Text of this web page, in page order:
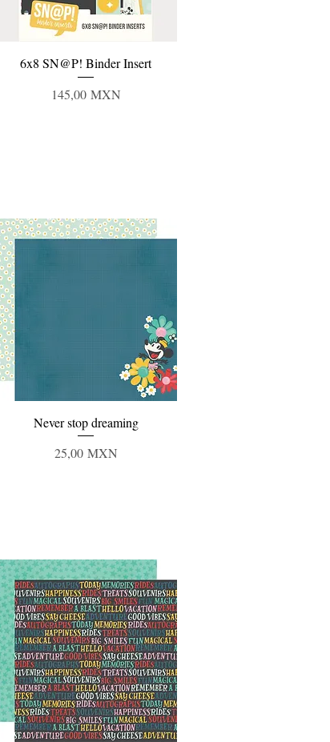
Vista rápida
6x8 SN@P! Binder Insert
Precio
145,00 MXN
Vista rápida
Never stop dreaming
Precio
25,00 MXN